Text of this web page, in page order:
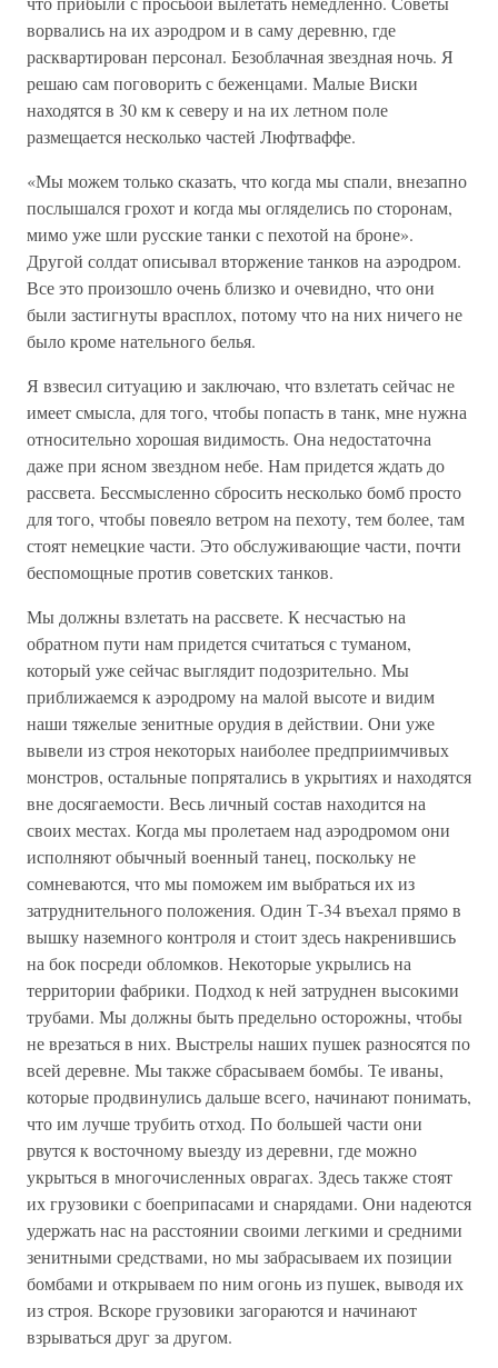
ворвались на их аэродром и в саму деревню, где
расквартирован персонал. Безоблачная звездная ночь. Я
решаю сам поговорить с беженцами. Малые Виски
находятся в 30 км к северу и на их летном поле
размещается несколько частей Люфтваффе.
«Мы можем только сказать, что когда мы спали, внезапно
послышался грохот и когда мы огляделись по сторонам,
мимо уже шли русские танки с пехотой на броне».
Другой солдат описывал вторжение танков на аэродром.
Все это произошло очень близко и очевидно, что они
были застигнуты врасплох, потому что на них ничего не
было кроме нательного белья.
Я взвесил ситуацию и заключаю, что взлетать сейчас не
имеет смысла, для того, чтобы попасть в танк, мне нужна
относительно хорошая видимость. Она недостаточна
даже при ясном звездном небе. Нам придется ждать до
рассвета. Бессмысленно сбросить несколько бомб просто
для того, чтобы повеяло ветром на пехоту, тем более, там
стоят немецкие части. Это обслуживающие части, почти
беспомощные против советских танков.
Мы должны взлетать на рассвете. К несчастью на
обратном пути нам придется считаться с туманом,
который уже сейчас выглядит подозрительно. Мы
приближаемся к аэродрому на малой высоте и видим
наши тяжелые зенитные орудия в действии. Они уже
вывели из строя некоторых наиболее предприимчивых
монстров, остальные попрятались в укрытиях и находятся
вне досягаемости. Весь личный состав находится на
своих местах. Когда мы пролетаем над аэродромом они
исполняют обычный военный танец, поскольку не
сомневаются, что мы поможем им выбраться их из
затруднительного положения. Один Т-34 въехал прямо в
вышку наземного контроля и стоит здесь накренившись
на бок посреди обломков. Некоторые укрылись на
территории фабрики. Подход к ней затруднен высокими
трубами. Мы должны быть предельно осторожны, чтобы
не врезаться в них. Выстрелы наших пушек разносятся по
всей деревне. Мы также сбрасываем бомбы. Те иваны,
которые продвинулись дальше всего, начинают понимать,
что им лучше трубить отход. По большей части они
рвутся к восточному выезду из деревни, где можно
укрыться в многочисленных оврагах. Здесь также стоят
их грузовики с боеприпасами и снарядами. Они надеются
удержать нас на расстоянии своими легкими и средними
зенитными средствами, но мы забрасываем их позиции
бомбами и открываем по ним огонь из пушек, выводя их
из строя. Вскоре грузовики загораются и начинают
взрываться друг за другом.